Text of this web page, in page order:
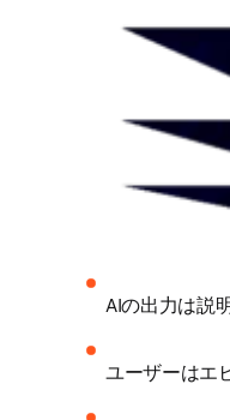
AIの出力は説
ユーザーはエ